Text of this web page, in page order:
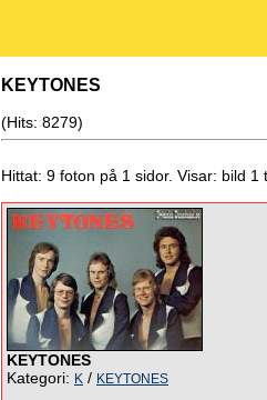
KEYTONES
(Hits: 8279)
Hittat: 9 foton på 1 sidor. Visar: bild 1
KEYTONES
Kategori: K / KEYTONES